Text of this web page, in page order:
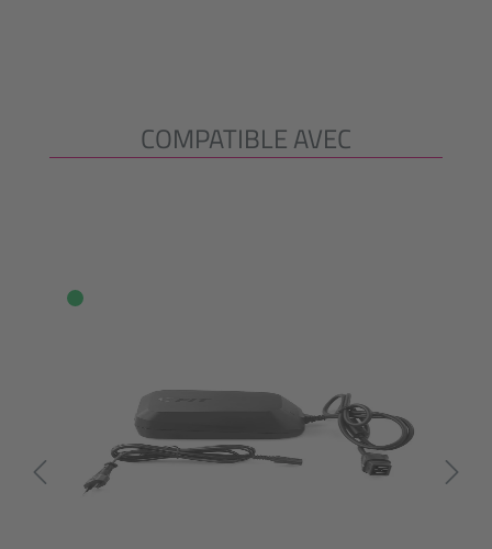
Ignorer la galerie de produits
COMPATIBLE AVEC